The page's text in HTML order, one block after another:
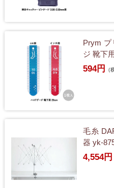
Prym
ジ 靴下
594円 （
毛糸
器 yk-
4,554円